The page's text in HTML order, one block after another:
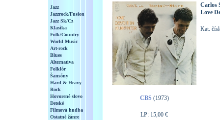
Jazz
Jazzrock/Fusion
Jazz Sk/Cz
Klasika
Folk/Country
World Music
Art-rock
Blues
Alternatíva
Folklór
Šansóny
Hard & Heavy
Rock
Hovorené slovo
Detské
Filmová hudba
Ostatné žánre
CBS (1973)
LP: 15,00 €
Carlos
Love
Kat.